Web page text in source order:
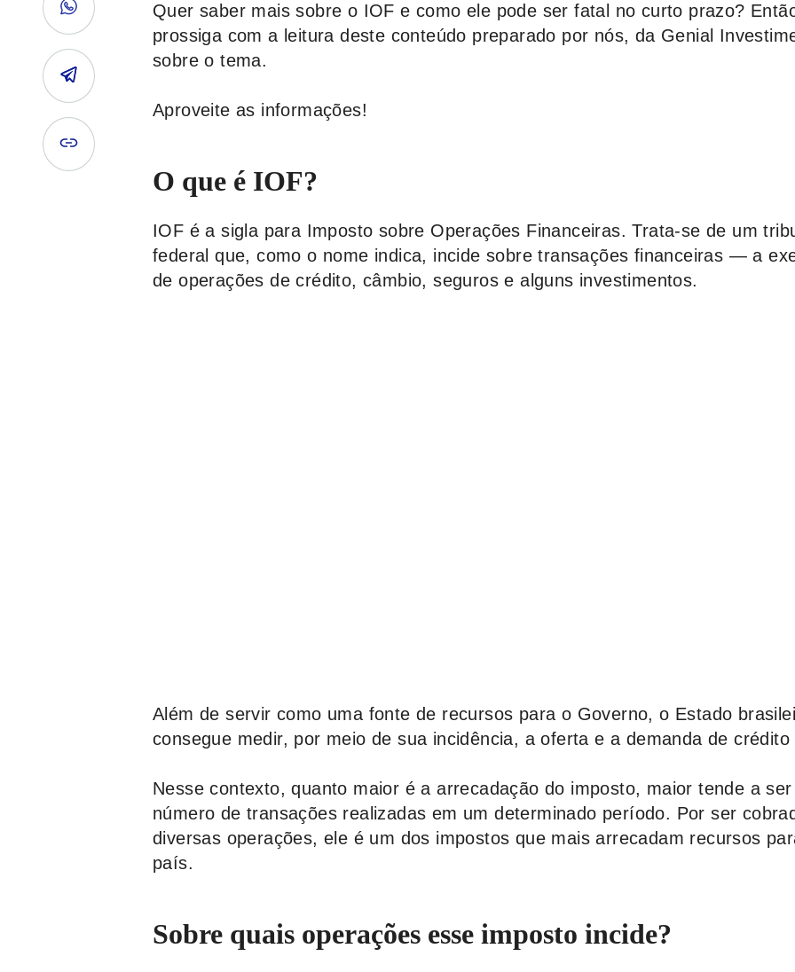
Quer saber mais sobre o IOF e como ele pode ser fatal no curto prazo?
prossiga com a leitura deste conteúdo preparado por nós, da Genial
sobre o tema.
Aproveite as informações!
O que é IOF?
IOF é a sigla para Imposto sobre Operações Financeiras. Trata-se de um
federal que, como o nome indica, incide sobre transações financeiras — a
de operações de crédito, câmbio, seguros e alguns investimentos.
Além de servir como uma fonte de recursos para o Governo, o Estado
consegue medir, por meio de sua incidência, a oferta e a demanda de crédito
Nesse contexto, quanto maior é a arrecadação do imposto, maior tende a
número de transações realizadas em um determinado período. Por ser
diversas operações, ele é um dos impostos que mais arrecadam recursos
país.
Sobre quais operações esse imposto incide?